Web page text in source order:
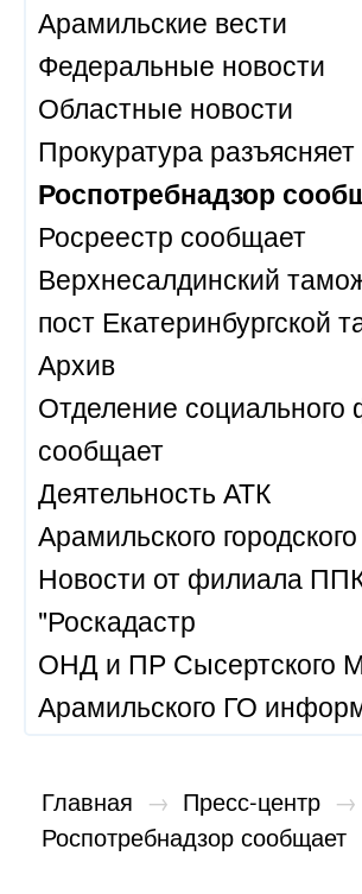
Арамильские вести
Федеральные новости
Областные новости
Прокуратура разъясняет
Роспотребнадзор
Росреестр сообщает
Верхнесалдинский
пост Екатеринбургской
Архив
Отделение социального
сообщает
Деятельность АТК
Арамильского
Новости от филиала
"Роскадастр
ОНД и ПР Сысертского
Арамильского ГО
Главная → Пресс-центр →
Роспотребнадзор сообщает